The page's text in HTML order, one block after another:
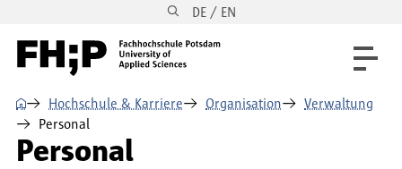
Direkt zur Hauptnavigation DE / EN
⌂ Hochschule & Karriere Organisation
Verwaltung
Personal
Personal